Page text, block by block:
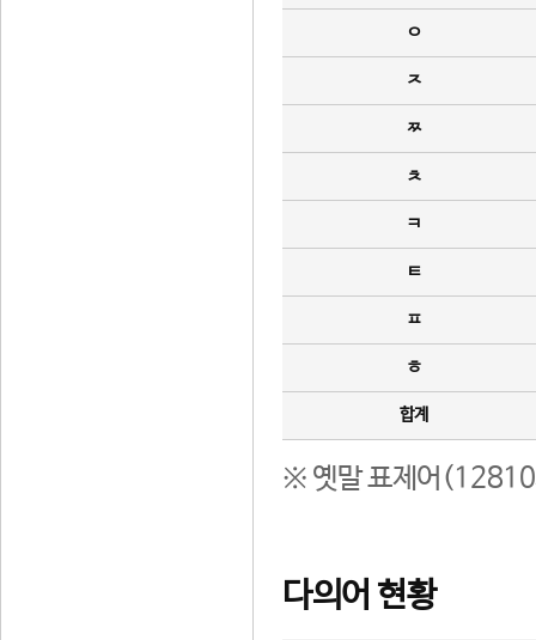
ㅇ
ㅈ
ㅉ
ㅊ
ㅋ
ㅌ
ㅍ
ㅎ
합계
※ 옛말 표제어(12810
다의어 현황